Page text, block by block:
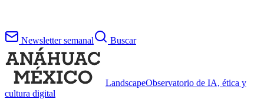
Newsletter semanal Buscar
LandscapeObservatorio de IA, ética y
cultura digital